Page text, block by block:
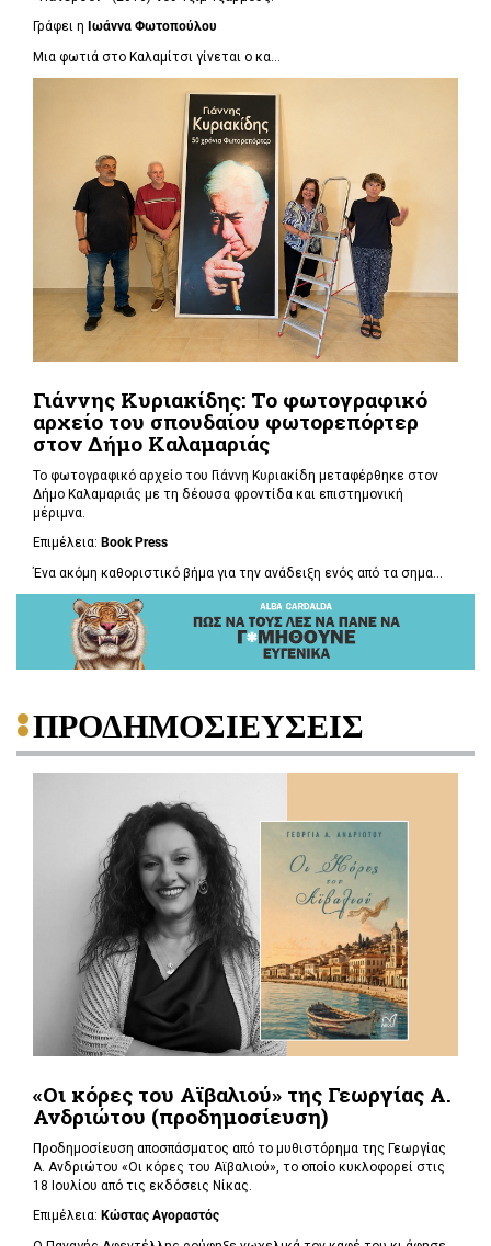
Γράφει η Ιωάννα Φωτοπούλου
Μια φωτιά στο Καλαμίτσι γίνεται ο κα...
Γιάννης Κυριακίδης: Το φωτογραφικό
αρχείο του σπουδαίου φωτορεπόρτερ
στον Δήμο Καλαμαριάς
Το φωτογραφικό αρχείο του Γιάννη Κυριακίδη μεταφέρθηκε στον
Δήμο Καλαμαριάς με τη δέουσα φροντίδα και επιστημονική
μέριμνα.
Επιμέλεια: Book Press
Ένα ακόμη καθοριστικό βήμα για την ανάδειξη ενός από τα σημα...
ΠΡΟΔΗΜΟΣΙΕΥΣΕΙΣ
«Οι κόρες του Αϊβαλιού» της Γεωργίας Α.
Ανδριώτου (προδημοσίευση)
Προδημοσίευση αποσπάσματος από το μυθιστόρημα της Γεωργίας
Α. Ανδριώτου «Οι κόρες του Αϊβαλιού», το οποίο κυκλοφορεί στις
18 Ιουλίου από τις εκδόσεις Νίκας.
Επιμέλεια: Κώστας Αγοραστός